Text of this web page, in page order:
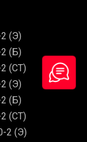
(Э)
(Б)
(СТ)
(Э)
(Б)
(СТ)
2 (Э)